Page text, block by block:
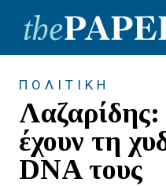
ΠΟΛΙΤΙΚΗ
έχουν τη
DNA τους